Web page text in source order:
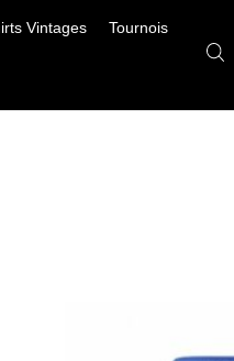
Vintages Tournois